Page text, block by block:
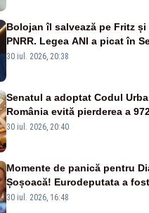
Bolojan îl salvează pe Fritz și
PNRR. Legea ANI a picat în
30 iul. 2026, 20:38
Senatul a adoptat Codul
România evită pierderea a
de euro din PNRR
30 iul. 2026, 20:40
Momente de panică pentru
Șoșoacă! Eurodeputata a
un accident rutier
30 iul. 2026, 16:48